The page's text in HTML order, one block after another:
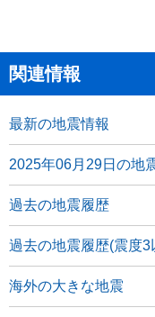
関連情報
最新の地震情報
2025年06月29日の地
過去の地震履歴
過去の地震履歴(震度3
海外の大きな地震